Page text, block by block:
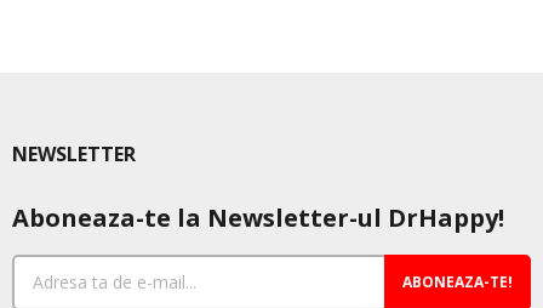
NEWSLETTER
Aboneaza-te la Newsletter-ul DrHappy!
ABONEAZA-TE!